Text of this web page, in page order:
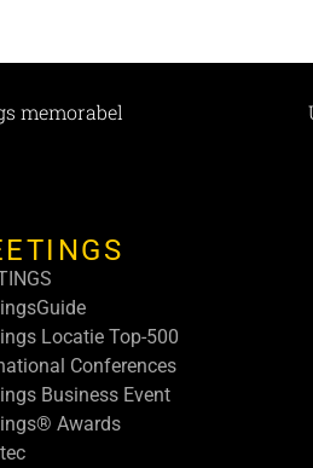
memorabel
Locatie Top-500
Conferences
Business Event
Awards